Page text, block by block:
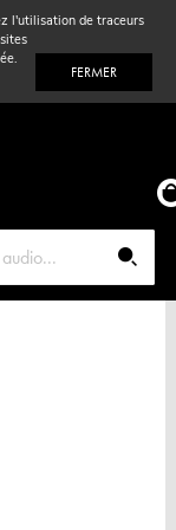
l'utilisation de traceurs
FERMER